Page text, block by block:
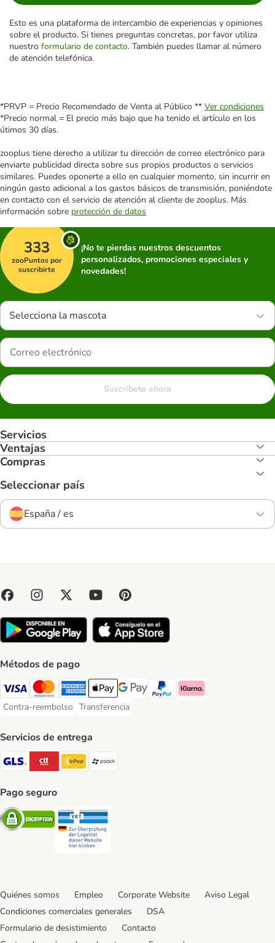
Esto es una plataforma de intercambio de experiencias y opiniones
sobre el producto. Si tienes preguntas concretas, por favor utiliza
nuestro formulario de contacto. También puedes llamar al número
de atención telefónica.
*PRVP = Precio Recomendado de Venta al Público ** Ver condiciones
*Precio normal = El precio más bajo que ha tenido el artículo en los
útimos 30 días.
zooplus tiene derecho a utilizar tu dirección de correo electrónico para
enviarte publicidad directa sobre sus propios productos o servicios
similares. Puedes oponerte a ello en cualquier momento, sin incurrir en
ningún gasto adicional a los gastos básicos de transmisión, poniéndote
en contacto con el servicio de atención al cliente de zooplus. Más
información sobre protección de datos
333
zooPuntos por
suscribirte
¡No te pierdas nuestros descuentos
personalizados, promociones especiales y
novedades!
Selecciona la mascota
Suscríbete ahora
Servicios
Ventajas
Compras
Seleccionar país
España / es
Métodos de pago
Visa Payment Method
Mastercard Payment Method
American Express Payment Method
Apple Pay Payment Method
Google Pay Payment Method
PayPal Payment Method
Klarna Payment Method
Contra-reembolso
Contra-reembolso Payment Method
Transferencia
Transferencia Payment Method
Servicios de entrega
GLS Shipping Method
CTTExpress Shipping Method
InPost Shipping Method
Pago seguro
Security
Quiénes somos Empleo Corporate Website
Aviso Legal
Condiciones comerciales generales
DSA
Formulario de desistimiento
Contacto